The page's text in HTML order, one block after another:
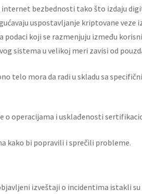
internet bezbednosti tako što izdaju
uspostavljanje kriptovane veze
podaci koji se razmenjuju između
sistema u velikoj meri zavisi od
telo mora da radi u skladu sa
o operacijama i usklađenosti
kako bi popravili i sprečili probleme.
izveštaji o incidentima istakli su